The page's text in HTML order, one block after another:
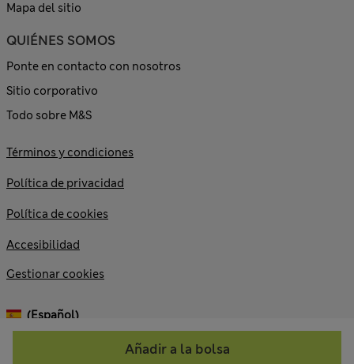
Añadir a la bolsa
Mapa del sitio
QUIÉNES SOMOS
Ponte en contacto con nosotros
Sitio corporativo
Todo sobre M&S
Términos y condiciones
Política de privacidad
Política de cookies
Accesibilidad
Gestionar cookies
(español)